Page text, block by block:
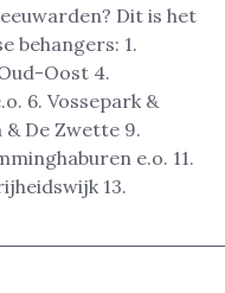
Dit is het
behangers: 1.
Oost 4.
6. Vossepark &
De Zwette 9.
e.o. 11.
13.